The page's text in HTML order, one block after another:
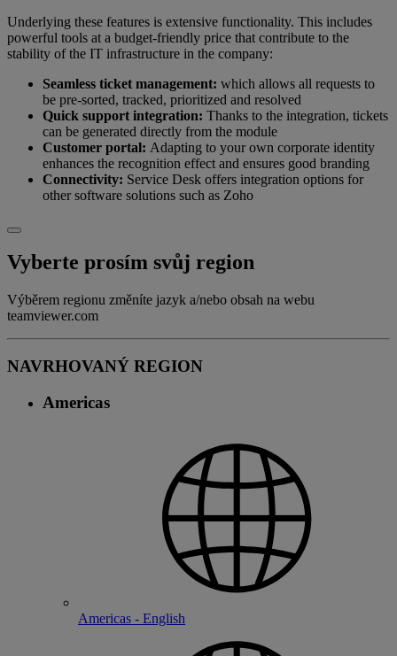
Underlying these features is extensive functionality. This includes
powerful tools at a budget-friendly price that contribute to the
stability of the IT infrastructure in the company:
Seamless ticket management: which allows all requests to
be pre-sorted, tracked, prioritized and resolved
Quick support integration: Thanks to the integration, tickets
can be generated directly from the module
Customer portal: Adapting to your own corporate identity
enhances the recognition effect and ensures good branding
Connectivity: Service Desk offers integration options for
other software solutions such as Zoho
Vyberte prosím svůj region
Výběrem regionu změníte jazyk a/nebo obsah na webu
teamviewer.com
NAVRHOVANÝ REGION
Americas
Americas - English